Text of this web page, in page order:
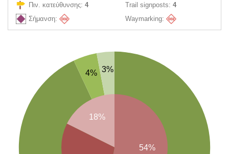
Πιν. κατεύθυνσης: 4 Trail signposts: 4
Σήμανση:
Waymarking:
4% 3%
18%
54%